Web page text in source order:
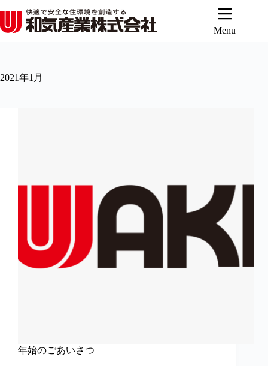
テ
ス
Menu
2021年1月
年始のごあいさつ